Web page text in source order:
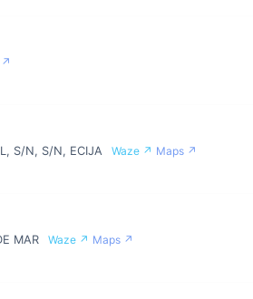
↗
S/N, S/N, ECIJA Waze ↗ Maps ↗
MAR Waze ↗ Maps ↗